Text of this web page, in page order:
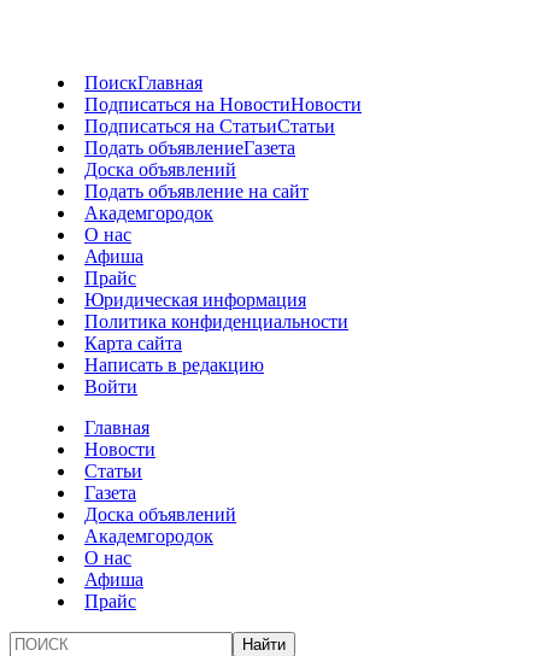
ПоискГлавная
Подписаться на НовостиНовости
Подписаться на СтатьиСтатьи
Подать объявлениеГазета
Доска объявлений
Подать объявление на сайт
Академгородок
О нас
Афиша
Прайс
Юридическая информация
Политика конфиденциальности
Карта сайта
Написать в редакцию
Войти
Главная
Новости
Статьи
Газета
Доска объявлений
Академгородок
О нас
Афиша
Прайс